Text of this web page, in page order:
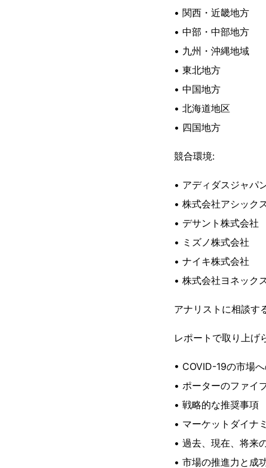
• 関西・近畿地方
• 中部・中部地方
• 九州・沖縄地域
• 東北地方
• 中国地方
• 北海道地区
• 四国地方
競合環境:
• アディダスジャパ
• 株式会社アシック
• デサント株式会社
• ミズノ株式会社
• ナイキ株式会社
• 株式会社ヨネック
アナリストに相談す
レポートで取り上げ
• COVID-19の市場
• ポーターのファイ
• 戦略的な推奨事項
• マーケットダイナ
• 過去、現在、将来
• 市場の推進力と成